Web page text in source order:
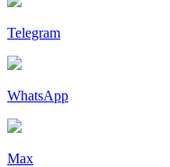
Telegram
WhatsApp
Max